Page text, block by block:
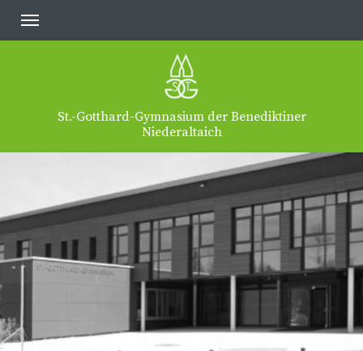
St.-Gotthard-Gymnasium der Benediktiner
Niederaltaich